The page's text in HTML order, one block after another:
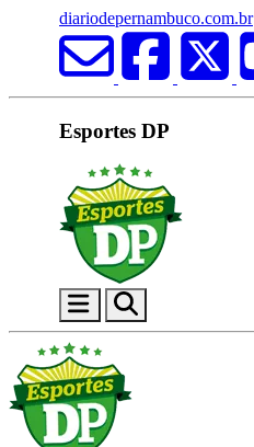
diariodepernambuco.com.br
Esportes DP